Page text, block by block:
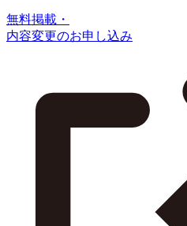
無料掲載・
内容変更のお申し込み